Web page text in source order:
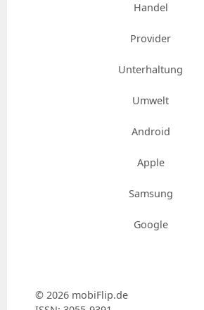
Handel
Provider
Unterhaltung
Umwelt
Android
Apple
Samsung
Google
© 2026 mobiFlip.de